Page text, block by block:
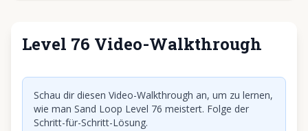
Level 76 Video-Walkthrough
Klicken, um Video abzuspielen
Schau dir diesen Video-Walkthrough an, um zu lernen,
wie man Sand Loop Level 76 meistert. Folge der
Schritt-für-Schritt-Lösung.